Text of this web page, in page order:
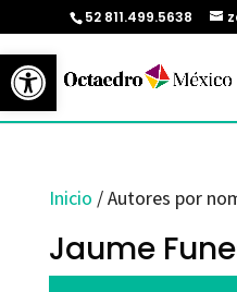
Abrir barra de herramientas
52 811.499.5638
Inicio / Autores por
Jaume